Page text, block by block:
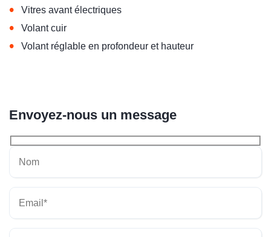
• Vitres avant électriques
• Volant cuir
• Volant réglable en profondeur et hauteur
Envoyez-nous un message